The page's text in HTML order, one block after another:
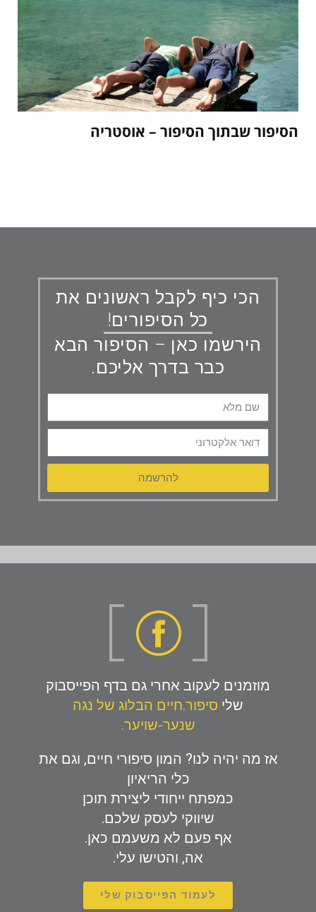
הסיפור שבתוך הסיפור – אוסטריה
הכי כיף לקבל ראשונים את
כל הסיפורים!
הירשמו כאן – הסיפור הבא
כבר בדרך אליכם.
להרשמה
מוזמנים לעקוב אחרי גם בדף הפייסבוק
שלי סיפור.חיים הבלוג של נגה
שנער-שויער.
אז מה יהיה לנו? המון סיפורי חיים, וגם את
כלי הריאיון
כמפתח ייחודי ליצירת תוכן
שיווקי לעסק שלכם.
אף פעם לא משעמם כאן.
אה, והטישו עלי.
לעמוד הפייסבוק שלי